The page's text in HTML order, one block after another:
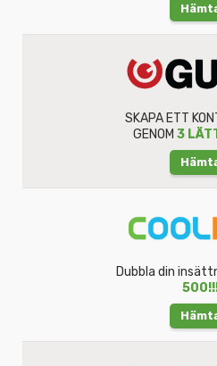
SKAPA ETT
GENOM 3
Dubbla din